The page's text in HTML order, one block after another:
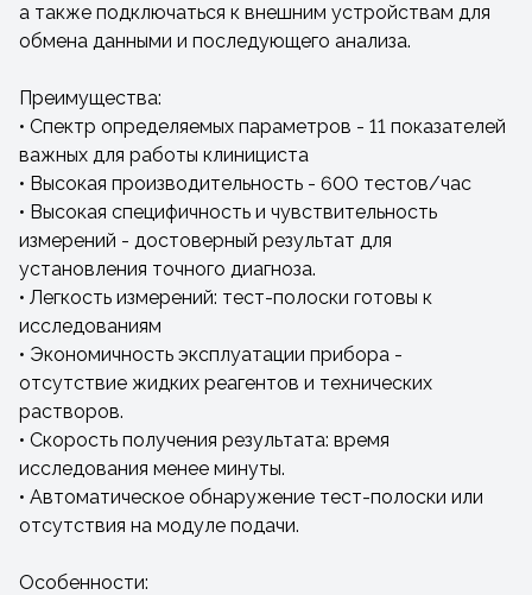
а также подключаться к внешним устройствам для
обмена данными и последующего анализа.
Преимущества:
• Спектр определяемых параметров - 11 показателей
важных для работы клинициста
• Высокая производительность - 600 тестов/час
• Высокая специфичность и чувствительность
измерений - достоверный результат для
установления точного диагноза.
• Легкость измерений: тест-полоски готовы к
исследованиям
• Экономичность эксплуатации прибора -
отсутствие жидких реагентов и технических
растворов.
• Скорость получения результата: время
исследования менее минуты.
• Автоматическое обнаружение тест-полоски или
отсутствия на модуле подачи.
Особенности: